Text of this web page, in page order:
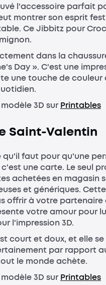
l'accessoire parfait
montrer son esprit
Ce Jibbitz pour
dans la
Day ». C'est une
une touche de couleur
3D surPrintables
Saint-Valentin
faut pour qu'une
une carte. Le seul
achetées en magasin
et génériques.
offrir à votre partenaire
votre amour pour
l'impression 3D.
court et doux, et elle se
par rapport
le monde achète.
3D surPrintables